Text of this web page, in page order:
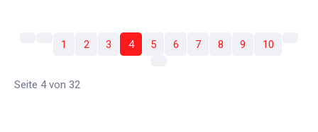
1 2 3 4 5 6 7 8 9 10
Seite 4 von 32